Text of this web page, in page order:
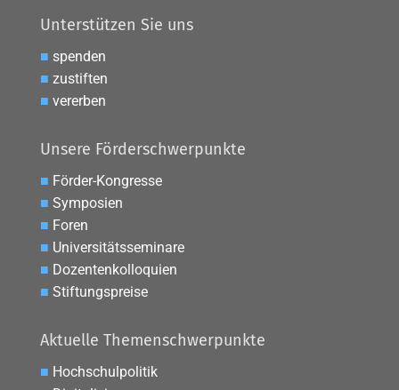
Unterstützen Sie uns
■ spenden
■ zustiften
■ vererben
Unsere Förderschwerpunkte
■ Förder-Kongresse
■ Symposien
■ Foren
■ Universitätsseminare
■ Dozentenkolloquien
■ Stiftungspreise
Aktuelle Themenschwerpunkte
■ Hochschulpolitik